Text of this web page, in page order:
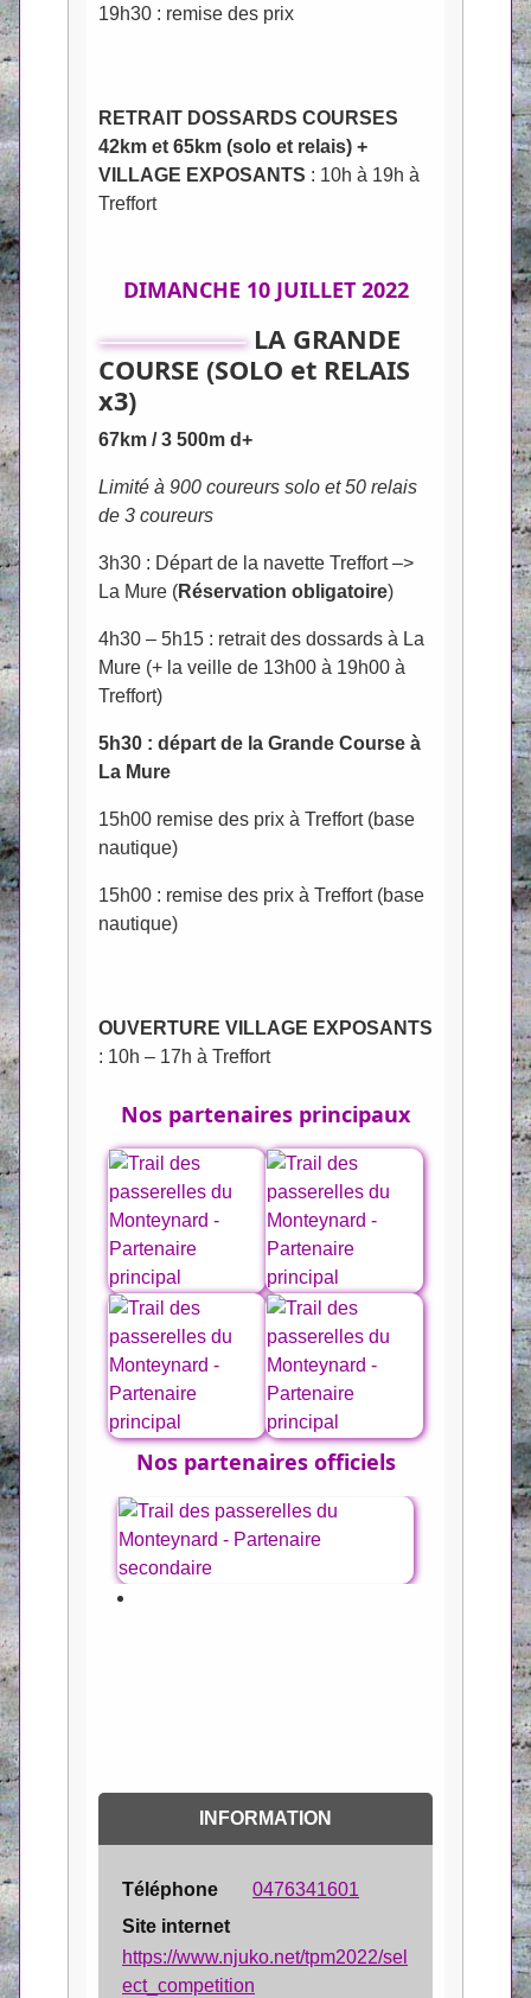
19h30 : remise des prix
RETRAIT DOSSARDS COURSES
42km et 65km (solo et relais) +
VILLAGE EXPOSANTS : 10h à 19h à
Treffort
DIMANCHE 10 JUILLET 2022
LA GRANDE
COURSE (SOLO et RELAIS
x3)
67km / 3 500m d+
Limité à 900 coureurs solo et 50 relais
de 3 coureurs
3h30 : Départ de la navette Treffort –>
La Mure (Réservation obligatoire)
4h30 – 5h15 : retrait des dossards à La
Mure (+ la veille de 13h00 à 19h00 à
Treffort)
5h30 : départ de la Grande Course à
La Mure
15h00 remise des prix à Treffort (base
nautique)
15h00 : remise des prix à Treffort (base
nautique)
OUVERTURE VILLAGE EXPOSANTS
: 10h – 17h à Treffort
Nos partenaires principaux
Nos partenaires officiels
Previous
Next
INFORMATION
Téléphone
0476341601
Site internet
https://www.njuko.net/tpm2022/sel
ect_competition